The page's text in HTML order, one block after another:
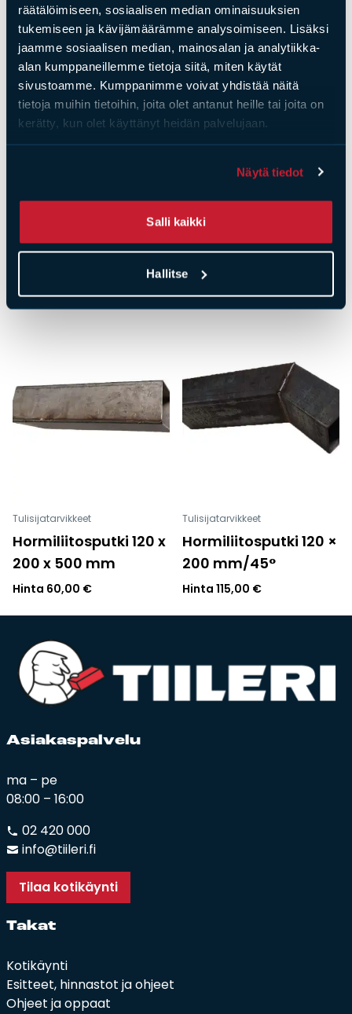
räätälöimiseen, sosiaalisen median ominaisuuksien
tukemiseen ja kävijämäärämme analysoimiseen. Lisäksi
jaamme sosiaalisen median, mainosalan ja analytiikka-
alan kumppaneillemme tietoja siitä, miten käytät
sivustoamme. Kumppanimme voivat yhdistää näitä
tietoja muihin tietoihin, joita olet antanut heille tai joita on
kerätty, kun olet käyttänyt heidän palvelujaan.
Näytä tiedot
Salli kaikki
Hallitse
Tulisijatarvikkeet
säädettävä kulma
Hormiliitosputki 120 x
200 x 250 mm
Hinta
Tulisijatarvikkeet
Hormiliitosputki 120 x
200 x 500 mm
Hinta 60,00 €
Tulisijatarvikkeet
Hormiliitosputki 120 ×
200 mm/45°
Hinta 115,00 €
Asia­kas­pal­ve­lu
ma – pe
08:00 – 16:00
02 420 000
info@tiileri.fi
Tilaa kotikäynti
Ta­kat
Kotikäynti
Esitteet, hinnastot ja ohjeet
Ohjeet ja oppaat